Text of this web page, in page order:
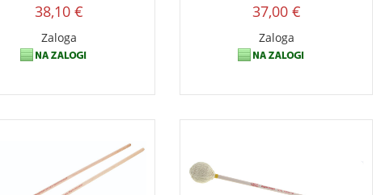
38,10 €
Zaloga
37,00 €
Zaloga